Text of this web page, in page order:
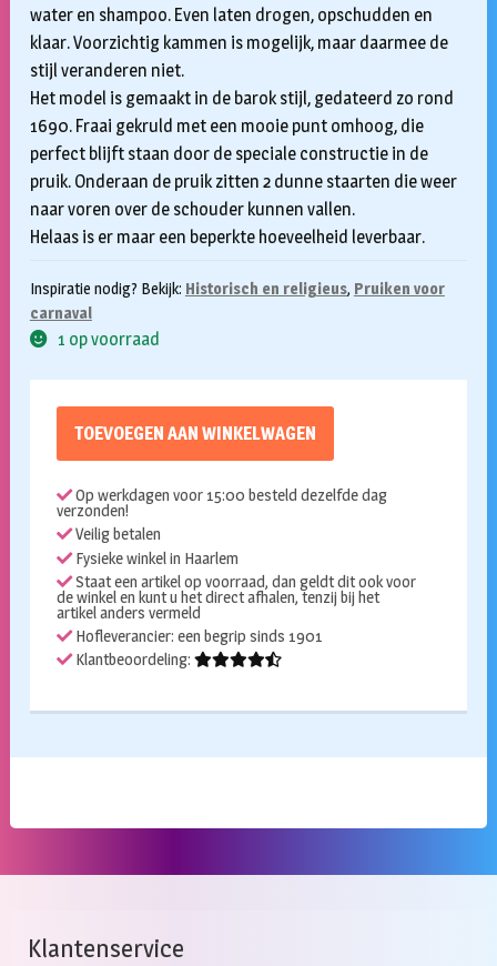
water en shampoo. Even laten drogen, opschudden en
klaar. Voorzichtig kammen is mogelijk, maar daarmee de
stijl veranderen niet.
Het model is gemaakt in de barok stijl, gedateerd zo rond
1690. Fraai gekruld met een mooie punt omhoog, die
perfect blijft staan door de speciale constructie in de
pruik. Onderaan de pruik zitten 2 dunne staarten die weer
naar voren over de schouder kunnen vallen.
Helaas is er maar een beperkte hoeveelheid leverbaar.
Inspiratie nodig? Bekijk: Historisch en religieus, Pruiken voor
carnaval
1 op voorraad
TOEVOEGEN AAN WINKELWAGEN
Op werkdagen voor 15:00 besteld dezelfde dag
verzonden!
Veilig betalen
Fysieke winkel in Haarlem
Staat een artikel op voorraad, dan geldt dit ook voor
de winkel en kunt u het direct afhalen, tenzij bij het
artikel anders vermeld
Hofleverancier: een begrip sinds 1901
Klantbeoordeling:
Klantenservice